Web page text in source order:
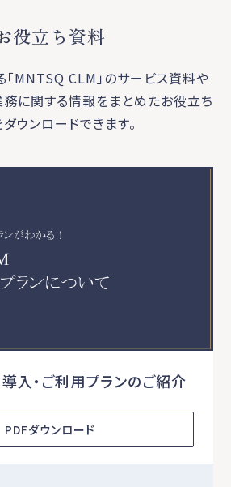
役立ち資料
MNTSQ CLM」のサービス資料や
に関する情報をまとめたお役立ち
ウンロードできます。
入・ご利用プランのご紹介
PDFダウンロード